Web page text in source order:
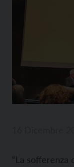
“La sofferenza